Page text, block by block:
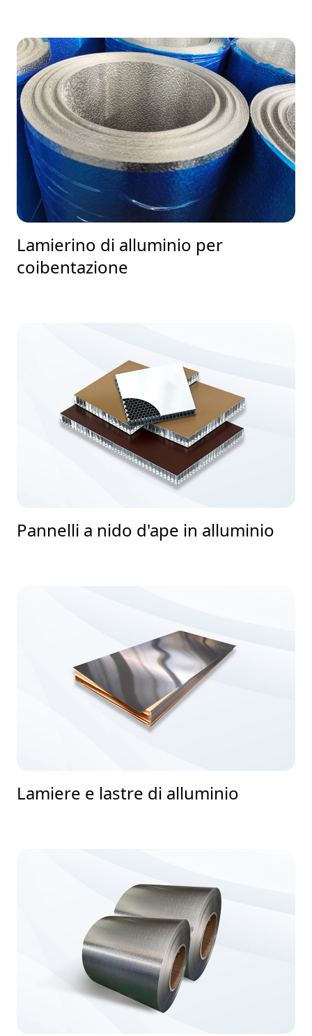
Lamierino di alluminio per
coibentazione
Pannelli a nido d'ape in alluminio
Lamiere e lastre di alluminio